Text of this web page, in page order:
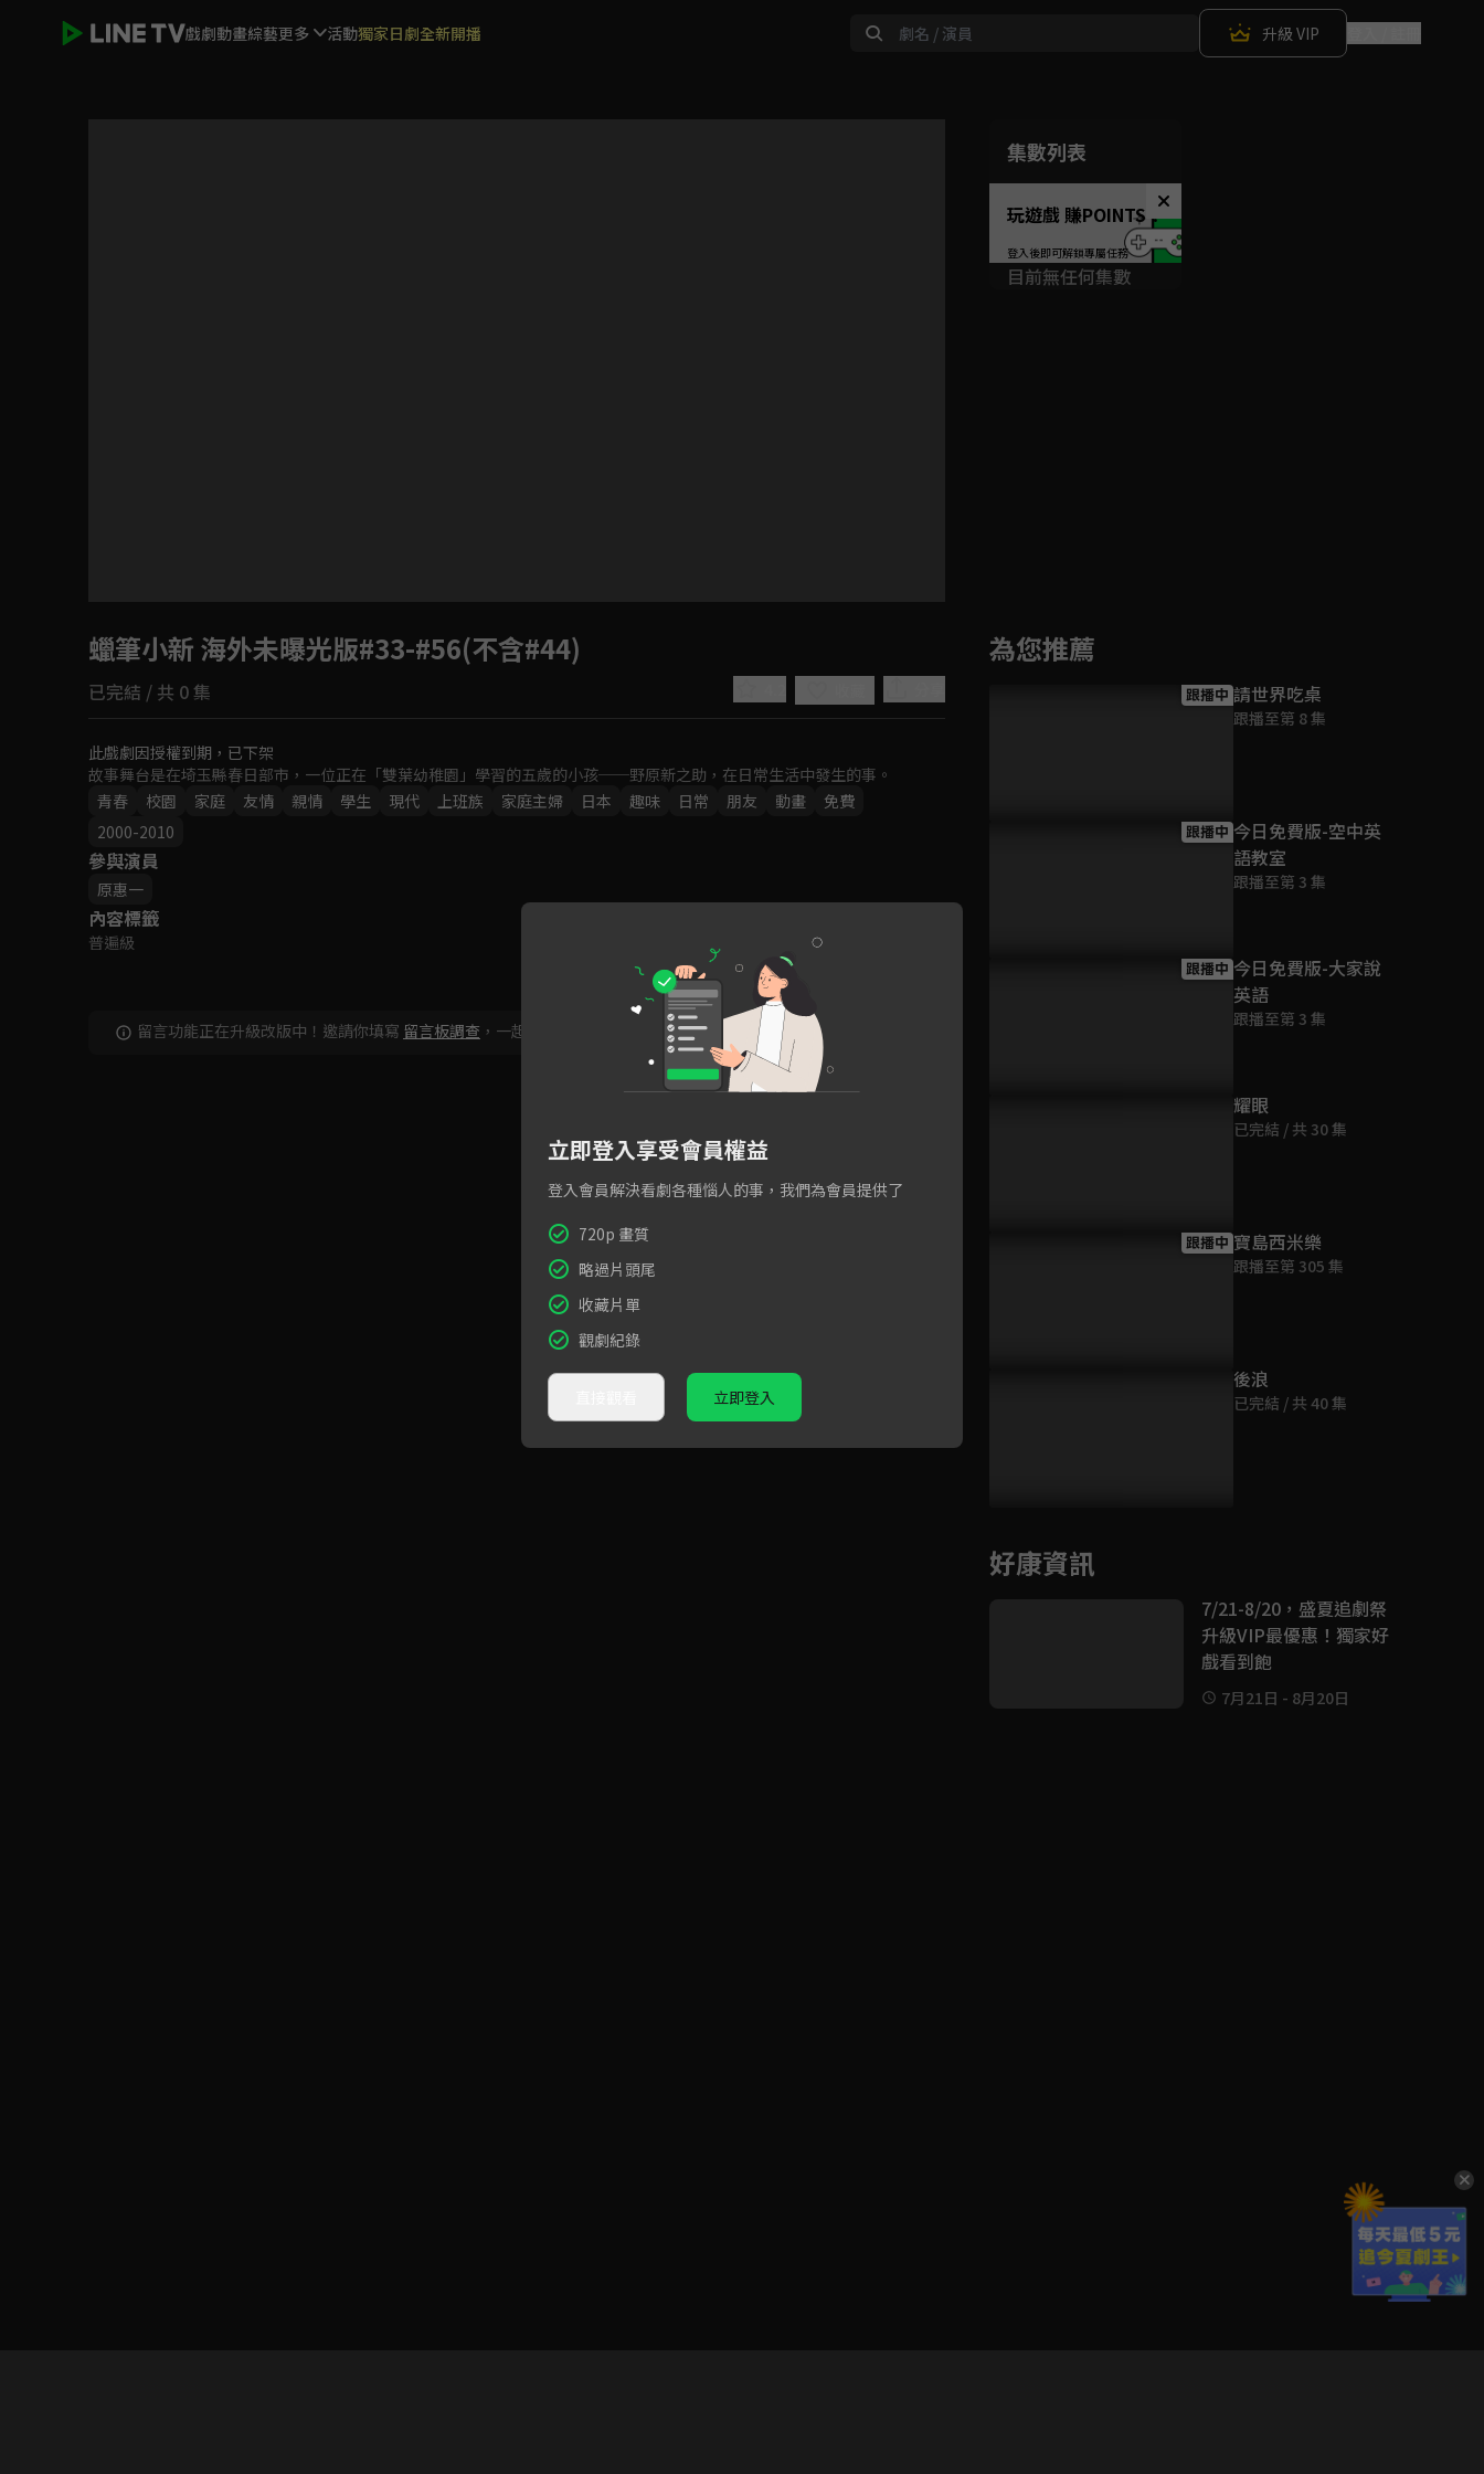
戲劇動畫綜藝更多 活動獨家日劇全新開播 升級 VIP
如有不便請見諒
集數列表
玩遊戲 賺POINTS！
目前無任何集數
蠟筆小新 海外未曝光版#33-#56(不含#44)
已完結 / 共 0 集
此戲劇因授權到期，已下架
故事舞台是在埼玉縣春日部市，一位正在「雙葉幼稚園」學習的五歲的小孩──野原新之助，在日常生活中發生的事。
青春
校園 家庭 友情 親情 學生 現代 上班族 家庭主婦 日本 趣味 日常 朋友 動畫
免費
2000-2010
參與演員
原惠一
內容標籤
普遍級
留言功能正在升級改版中！邀請你填寫 留言板調查 ，一起共創新版留言功能！
為您推薦
跟播中 請世界吃桌
跟播至第 8 集
跟播中 今日免費版-空中英
語教室
跟播至第 3 集
跟播中 今日免費版-大家說
英語
跟播至第 3 集
耀眼
已完結 / 共 30 集
跟播中 寶島西米樂
跟播至第 305 集
後浪
已完結 / 共 40 集
好康資訊
7/21-8/20，盛夏追劇祭
升級VIP最優惠！獨家好
戲看到飽
7月21日 - 8月20日
立即登入享受會員權益
登入會員解決看劇各種惱人的事，我們為會員提供了
720p 畫質
略過片頭尾
收藏片單
觀劇紀錄
立即登入